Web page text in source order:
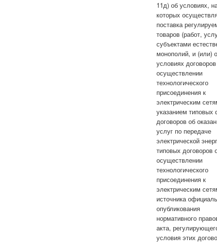
11д) об условиях,
которых
поставка
товаров (работ,
субъектами
монополий, и (или)
условиях
осуществлении
технологического
присоединения к
электрическим
указанием
договоров об
услуг по передаче
электрической
типовых договоров
осуществлении
технологического
присоединения к
электрическим
источника
опубликования
нормативного
акта,
условия этих